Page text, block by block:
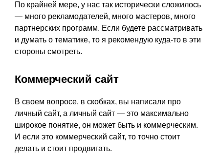
По крайней мере, у нас так исторически сложилось
— много рекламодателей, много мастеров, много
партнерских программ. Если будете рассматривать
и думать о тематике, то я рекомендую куда-то в эти
стороны смотреть.
Коммерческий сайт
В своем вопросе, в скобках, вы написали про
личный сайт, а личный сайт — это максимально
широкое понятие, он может быть и коммерческим.
И если это коммерческий сайт, то точно стоит
делать и стоит продвигать.